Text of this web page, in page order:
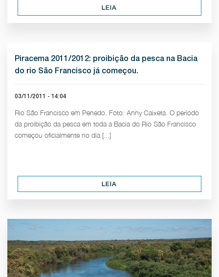
LEIA
Piracema 2011/2012: proibição da pesca na Bacia
do rio São Francisco já começou.
03/11/2011 - 14:04
Rio São Francisco em Penedo. Foto: Anny Caixeta. O período
da proibição da pesca em toda a Bacia do Rio São Francisco
começou oficialmente no dia [...]
LEIA